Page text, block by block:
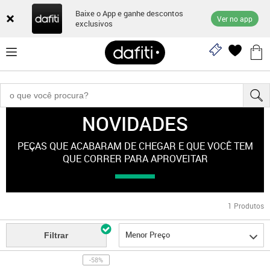
Baixe o App e ganhe descontos
exclusivos
Ver no app
"esporte-feminino"NOVIDADES
PEÇAS QUE ACABARAM DE CHEGAR E QUE VOCÊ TEM
QUE CORRER PARA APROVEITAR
1 Produtos
Filtrar Menor Preço
-58%